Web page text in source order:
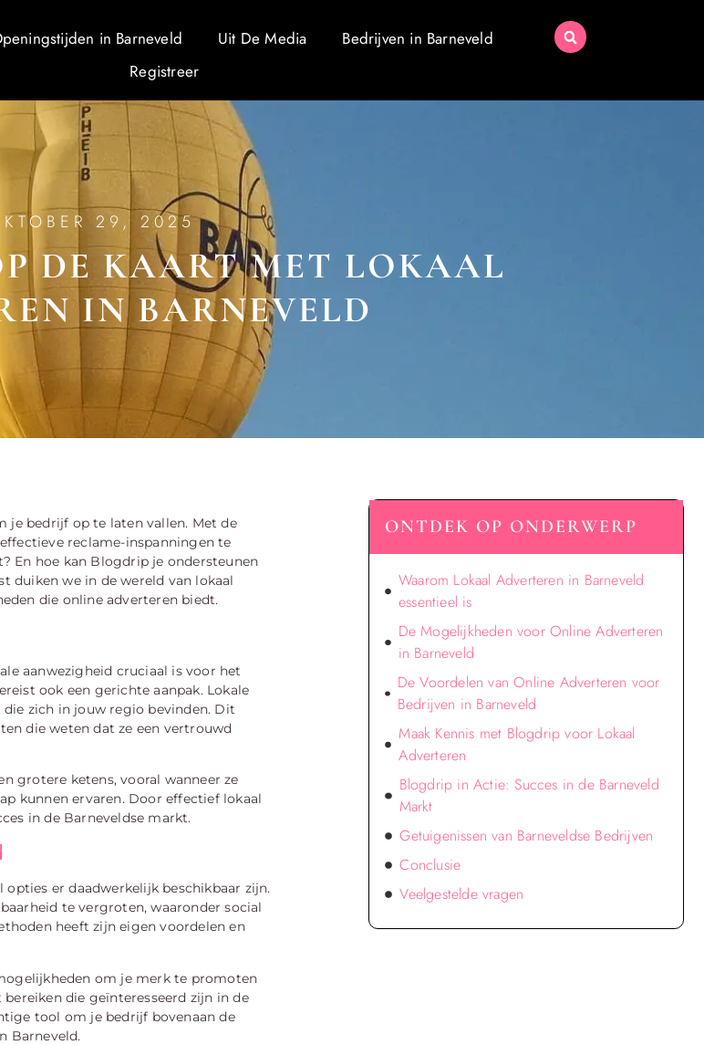
in Barneveld Uit De Media
Bedrijven in Barneveld
Registreer
29, 2025
DE KAART MET LOKAAL
IN BARNEVELD
je bedrijf op te laten vallen. Met de
reclame-inspanningen te
En hoe kan Blogdrip je ondersteunen
duiken we in de wereld van lokaal
die online adverteren biedt.
aanwezigheid cruciaal is voor het
ook een gerichte aanpak. Lokale
zich in jouw regio bevinden. Dit
die weten dat ze een vertrouwd
grotere ketens, vooral wanneer ze
kunnen ervaren. Door effectief lokaal
in de Barneveldse markt.
er daadwerkelijk beschikbaar zijn.
te vergroten, waaronder social
heeft zijn eigen voordelen en
om je merk te promoten
die geïnteresseerd zijn in de
tool om je bedrijf bovenaan de
Barneveld.
ONTDEK OP ONDERWERP
Waarom Lokaal Adverteren in Barneveld
essentieel is
De Mogelijkheden voor Online Adverteren
in Barneveld
De Voordelen van Online Adverteren voor
Bedrijven in Barneveld
Maak Kennis met Blogdrip voor Lokaal
Adverteren
Blogdrip in Actie: Succes in de Barneveld
Markt
Getuigenissen van Barneveldse Bedrijven
Conclusie
Veelgestelde vragen